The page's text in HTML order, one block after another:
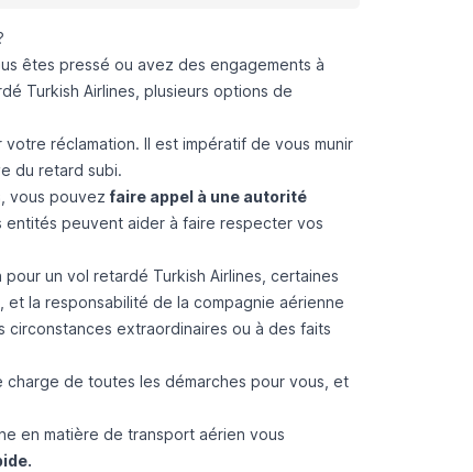
êtes pressé ou avez des engagements à
Turkish Airlines , plusieurs options de
réclamation. Il est impératif de vous munir
du retard subi.
vous pouvez faire appel à une autorité
entités peuvent aider à faire respecter vos
un vol retardé Turkish Airlines, certaines
, et la responsabilité de la compagnie aérienne
extraordinaires ou à des faits
charge de toutes les démarches pour vous, et
en matière de transport aérien vous